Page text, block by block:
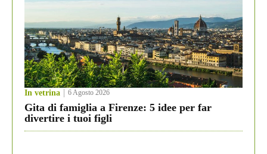
In vetrina 6 Agosto 2026
Gita di famiglia a Firenze: 5 idee per far
divertire i tuoi figli